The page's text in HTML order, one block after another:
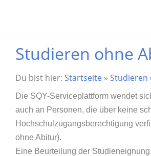
Studieren ohne
Du bist hier: Startseite » Studieren
Die SQY-Serviceplattform wendet
auch an Personen, die über keine
Hochschulzugangsberechtigung
ohne Abitur).
Eine Beurteilung der